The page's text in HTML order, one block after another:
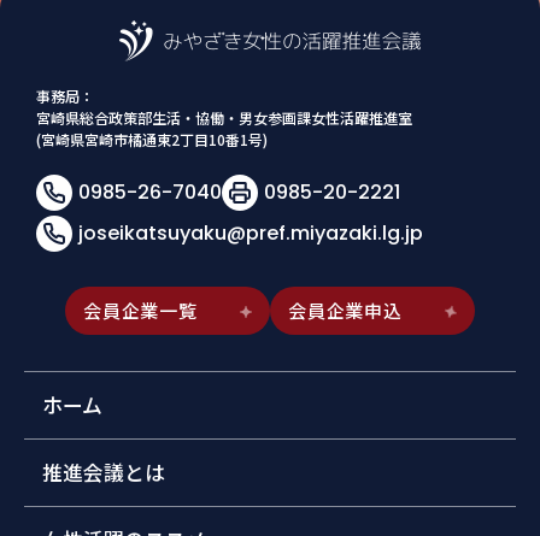
事務局：
宮崎県総合政策部生活・協働・男女参画課女性活躍推進室
(宮崎県宮崎市橘通東2丁目10番1号)
0985-26-7040
0985-20-2221
joseikatsuyaku@pref.miyazaki.lg.jp
会員企業一覧 会員企業申込
ホーム
推進会議とは